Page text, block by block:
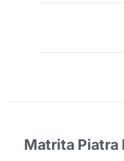
Matrita Piatra